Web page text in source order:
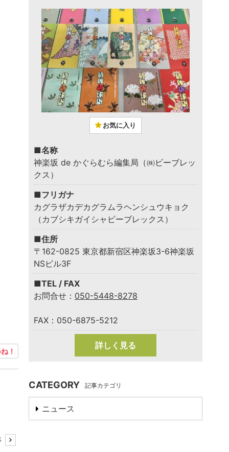
！
お気に入り
■名称
神楽坂 de かぐらむら編集局（㈱ビーブレッ
クス）
■フリガナ
カグラザカデカグラムラヘンシュウキョク
（カブシキガイシャビーブレックス）
■住所
〒162-0825 東京都新宿区神楽坂3-6神楽坂
NSビル3F
■TEL / FAX
お問合せ： 050-5448-8278
FAX：050-6875-5212
詳しく見る
CATEGORY 記事カテゴリ
ニュース